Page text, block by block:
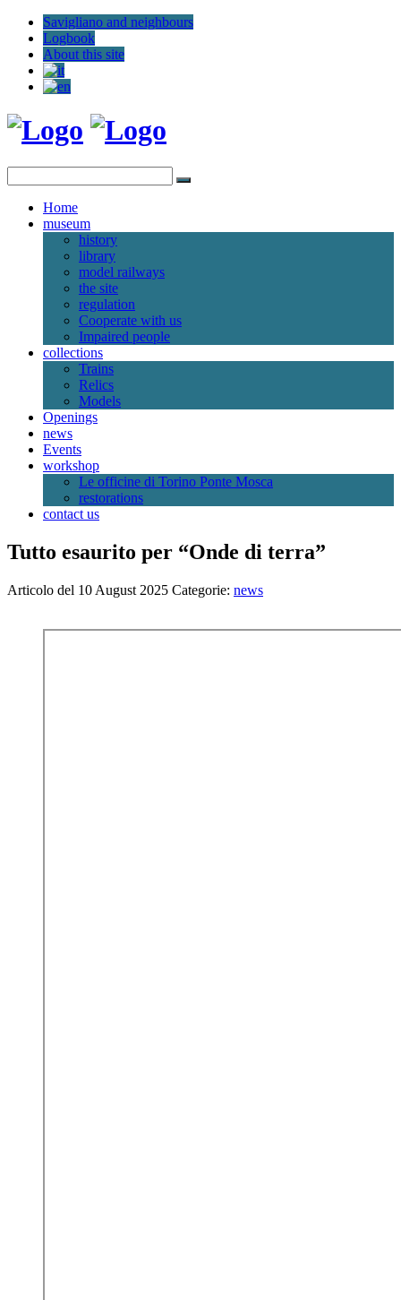
Savigliano and neighbours
Logbook
About this site
Home
museum
history
library
model railways
the site
regulation
Cooperate with us
Impaired people
collections
Trains
Relics
Models
Openings
news
Events
workshop
Le officine di Torino Ponte Mosca
restorations
contact us
Tutto esaurito per “Onde di terra”
Articolo del 10 August 2025 Categorie: news